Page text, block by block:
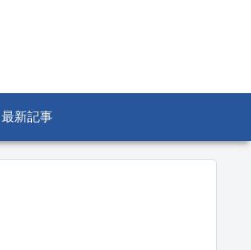
最新記事